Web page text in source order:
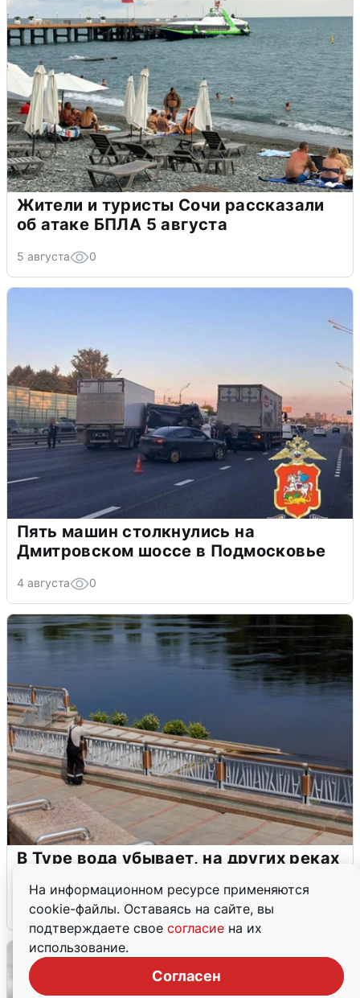
На информационном ресурсе применяются
cookie-файлы. Оставаясь на сайте, вы
подтверждаете свое согласие на их
использование.
Согласен
Жители и туристы Сочи рассказали
об атаке БПЛА 5 августа
5 августа 0
Пять машин столкнулись на
Дмитровском шоссе в Подмосковье
4 августа 0
В Туре вода убывает, на других реках
4 августа 0